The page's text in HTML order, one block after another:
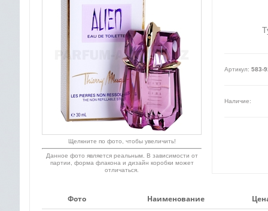
Артикул: 583-
Наличие:
Щелкните по фото, чтобы увеличить!
Данное фото является реальным. В зависимости от
партии, форма флакона и дизайн коробки может
отличаться.
Фото Наименование